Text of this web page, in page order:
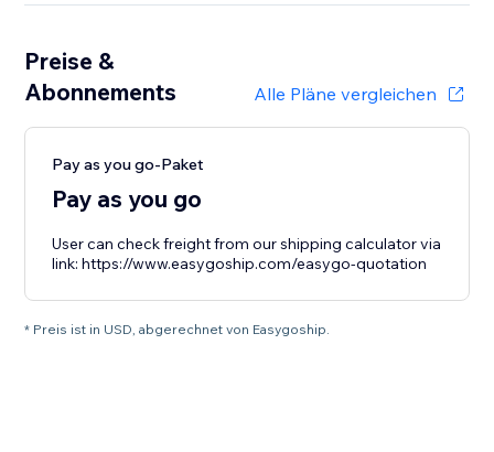
Preise &
Abonnements
Alle Pläne vergleichen
Pay as you go-Paket
Pay as you go
User can check freight from our shipping calculator via
link: https://www.easygoship.com/easygo-quotation
* Preis ist in USD, abgerechnet von Easygoship.